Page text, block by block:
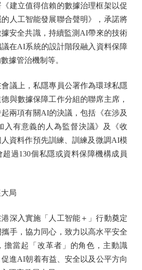
建立值得信賴的數據治理框架以促
人工智能發展聯合聲明》，承諾將
安全共識，持續監測AI帶來的技術
在AI系統的設計階段融入資料保障
據管治機制等。
上，私隱專員公署作為環球私隱
與數據保障工作分組的聯席主席，
兩項有關AI的決議，包括《在涉及
入有意義的人為監督決議》及《收
資料作預先訓練、訓練及微調AI模
過130個私隱或資料保障機構成員
局
入實施「人工智能＋」行動奠定
手，協力同心，致力以高水平安全
擔當起「改革者」的角色，主動識
進AI朝着有益、安全以及公平方向